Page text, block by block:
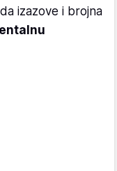
izazove i brojna